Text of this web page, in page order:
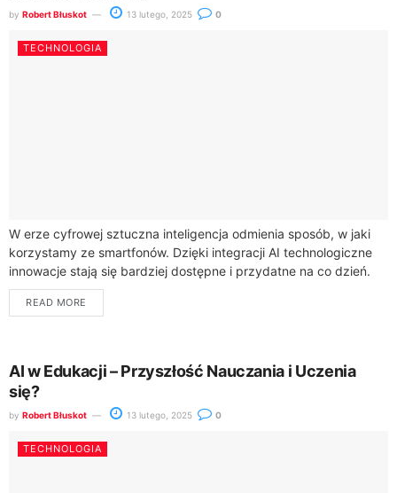
by Robert Błuskot 13 lutego, 2025 0
TECHNOLOGIA
W erze cyfrowej sztuczna inteligencja odmienia sposób, w jaki
korzystamy ze smartfonów. Dzięki integracji AI technologiczne
innowacje stają się bardziej dostępne i przydatne na co dzień.
Rozwiązania takie jak Galaxy...
READ MORE
AI w Edukacji – Przyszłość Nauczania i Uczenia
się?
by Robert Błuskot 13 lutego, 2025 0
TECHNOLOGIA